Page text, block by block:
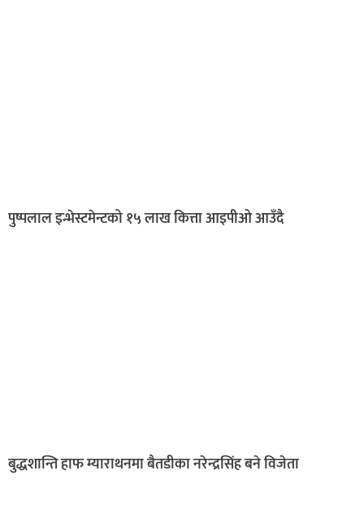
पुष्पलाल इन्भेस्टमेन्टको १५ लाख कित्ता आइपीओ आउँदै
बुद्धशान्ति हाफ म्याराथनमा बैतडीका नरेन्द्रसिंह बने विजेता